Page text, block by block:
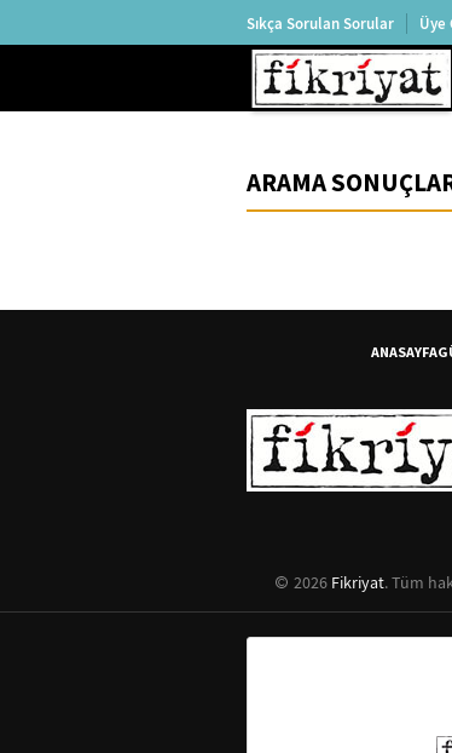
Sıkça Sorulan Sorular Üye
ARAMA
ANASAYFA
2026 Fikriyat. Tüm